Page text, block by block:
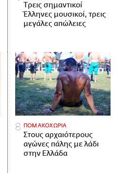
Tρεις σημαντικοί
Έλληνες μουσικοί, τρεις
μεγάλες απώλειες
ΠΟΜΑΚΟΧΩΡΙΑ
Στους αρχαιότερους
αγώνες πάλης με λάδι
στην Ελλάδα